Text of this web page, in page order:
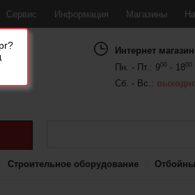
Сервис Информация Магазины
Интернет
Пн. - Пт.: 900 - 1800
Сб. - Вс.:
Строительное оборудование